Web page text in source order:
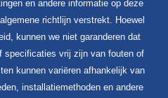
en andere informatie op deze
richtlijn verstrekt. Hoewel
kunnen we niet garanderen dat
specificaties vrij zijn van fouten of
kunnen variëren afhankelijk van
installatiemethoden en andere